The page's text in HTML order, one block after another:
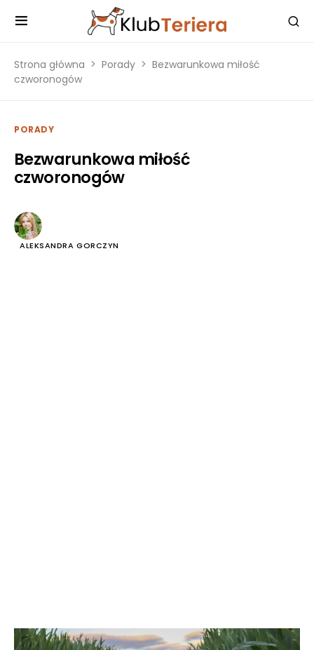
Strona główna Porady
Bezwarunkowa miłość
czworonogów
PORADY
Bezwarunkowa miłość
czworonogów
ALEKSANDRA GORCZYN